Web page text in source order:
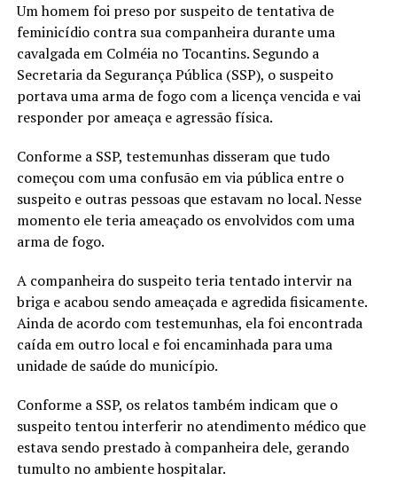
Um homem foi preso por suspeito de tentativa de
feminicídio contra sua companheira durante uma
cavalgada em Colméia no Tocantins. Segundo a
Secretaria da Segurança Pública (SSP), o suspeito
portava uma arma de fogo com a licença vencida e vai
responder por ameaça e agressão física.
Conforme a SSP, testemunhas disseram que tudo
começou com uma confusão em via pública entre o
suspeito e outras pessoas que estavam no local. Nesse
momento ele teria ameaçado os envolvidos com uma
arma de fogo.
A companheira do suspeito teria tentado intervir na
briga e acabou sendo ameaçada e agredida fisicamente.
Ainda de acordo com testemunhas, ela foi encontrada
caída em outro local e foi encaminhada para uma
unidade de saúde do município.
Conforme a SSP, os relatos também indicam que o
suspeito tentou interferir no atendimento médico que
estava sendo prestado à companheira dele, gerando
tumulto no ambiente hospitalar.